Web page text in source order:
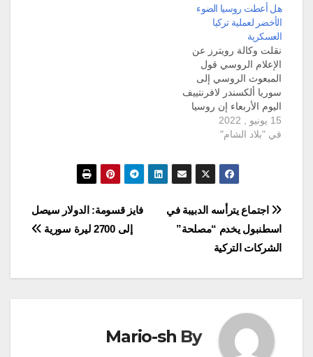
هل أعطت روسيا الضوء
الأخضر لعملية تركيا
العسكرية
نقلت وكالة رويترز عن
الإعلام الروسي قول
المبعوث الروسي إلى
سوريا ألكسندر لافرنتييف
اليوم الأربعاء إن روسيا
تعتبر "عملية تركيا
العسكرية" التي من
سوريا "عملا غير حكيم"
لأنها قد تتسبب في تصعيد
وقال المبعوث الروسي إن
موسكو لم تعد تعتبر جنيف
مكانا مناسبا للمحادثات…
15 يونيو , 2022
في "بلاد الشام"
تصفّح
المقالات
فايز قسومة: الدولار سيصل
إلى 2700 ليرة سورية
اجتماع يترأسه الدبيبة في
اسطنبول يخدم “مصلحة”
الشركات التركية
By
Mario-sh